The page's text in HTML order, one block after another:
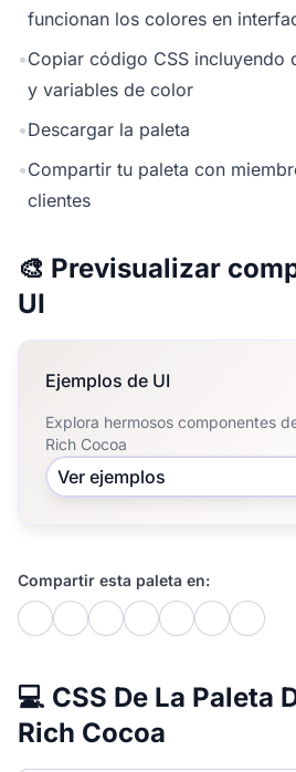
funcionan los colores en
•Copiar código CSS incluyendo
y variables de color
•Descargar la paleta
•Compartir tu paleta con
clientes
🎨 Previsualizar
UI
Ejemplos de UI
Explora hermosos componentes
Rich Cocoa
Ver ejemplos
Compartir esta paleta en:
💻 CSS De La Paleta
Rich Cocoa